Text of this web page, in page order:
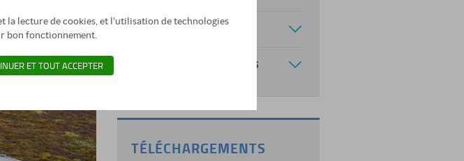
REMPLISSAGES
ACCESSOIRES ET OPTIONS
TÉLÉCHARGEMENTS
la lecture de cookies, et l'utilisation de technologies
bon fonctionnement.
ET TOUT ACCEPTER